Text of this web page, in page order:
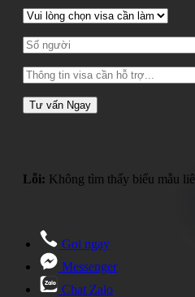
Lỗi: Không tìm thấy biểu mẫu
Gọi ngay
Messenger
Chat Zalo